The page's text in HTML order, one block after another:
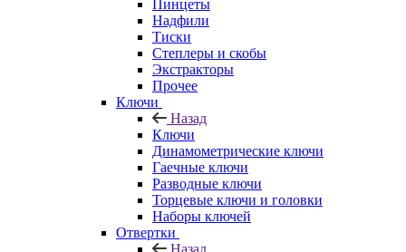
Пинцеты
Надфили
Тиски
Степлеры и скобы
Экстракторы
Прочее
Ключи
Назад
Ключи
Динамометрические ключи
Гаечные ключи
Разводные ключи
Торцевые ключи и головки
Наборы ключей
Отвертки
Назад